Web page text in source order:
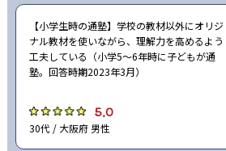
【小学生時の通塾】学校の教材以外にオリジ
ナル教材を使いながら、理解力を高めるよう
工夫している（小学5〜6年時に子どもが通
塾。回答時期2023年3月）
5.0
30代 / 大阪府 男性